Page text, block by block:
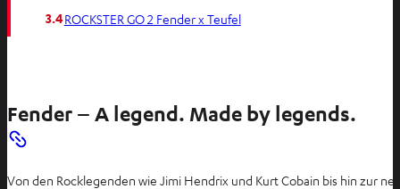
3.4ROCKSTER GO 2 Fender x Teufel
Fender – A legend. Made by legends.
Von den Rocklegenden wie Jimi Hendrix und Kurt Cobain bis hin zur